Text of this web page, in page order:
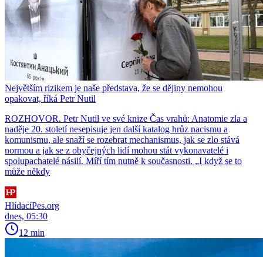
Největším rizikem je naše představa, že se dějiny nemohou
opakovat, říká Petr Nutil
ROZHOVOR. Petr Nutil ve své knize Čas vrahů: Anatomie zla a
naděje 20. století nesepisuje jen další katalog hrůz nacismu a
komunismu, ale snaží se rozebrat mechanismus, jak se zlo stává
normou a jak se z obyčejných lidí mohou stát vykonavatelé i
spolupachatelé násilí. Míří tím nutně k současnosti. „I když se to
může někdy
HlídacíPes.org
dnes, 05:30
12 min